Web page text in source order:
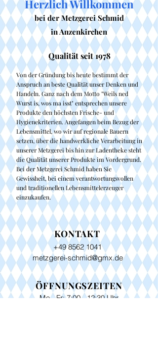
Herzlich Willkommen
bei derMetzgerei Schmid
in Anzenkirchen
Qualität seit 1978
Von der Gründung bis heute bestimmt der
Anspruch an beste Qualität unser Denken und
Handeln. Ganz nach dem Motto "Weils ned
Wurst is, wos ma isst" entsprechen unsere
Produkte den höchsten Frische- und
Hygienekriterien. Angefangen beim Bezug der
Lebensmittel, wo wir auf regionale Bauern
setzen, über die handwerkliche Verarbeitung in
unserer Metzgerei bis hin zur Ladentheke steht
die Qualität unserer Produkte im Vordergrund.
Bei der Metzgerei Schmid haben Sie
Gewissheit, bei einem verantwortungsvollen
und traditionellen Lebensmittelerzeuger
einzukaufen.
KONTAKT
+49 8562 1041
metzgerei-schmid@gmx.de
ÖFFNUNGSZEITEN
Mo - Fr: 7:00 - 12:30 Uhr